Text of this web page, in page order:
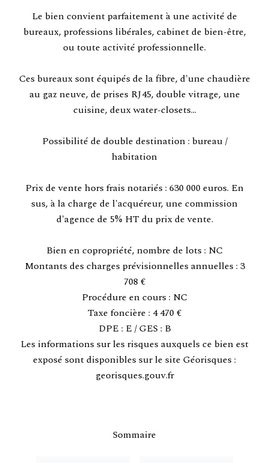
Le bien convient parfaitement à une activité de
bureaux, professions libérales, cabinet de bien-être,
ou toute activité professionnelle.
Ces bureaux sont équipés de la fibre, d'une chaudière
au gaz neuve, de prises RJ45, double vitrage, une
cuisine, deux water-closets...
Possibilité de double destination : bureau /
habitation
Prix de vente hors frais notariés : 630 000 euros. En
sus, à la charge de l'acquéreur, une commission
d'agence de 5% HT du prix de vente.
Bien en copropriété, nombre de lots : NC
Montants des charges prévisionnelles annuelles : 3
708 €
Procédure en cours : NC
Taxe foncière : 4 470 €
DPE : E / GES : B
Les informations sur les risques auxquels ce bien est
exposé sont disponibles sur le site Géorisques :
georisques.gouv.fr
Sommaire